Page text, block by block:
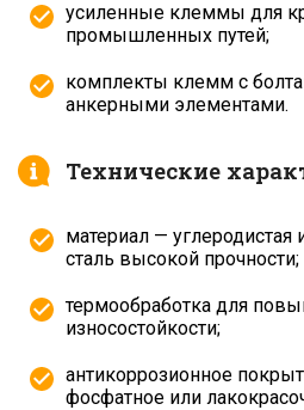
усиленные клеммы для
промышленных путей;
комплекты клемм с
анкерными элементами.
Технические
материал — углеродистая
сталь высокой прочности;
термообработка для
износостойкости;
антикоррозионное
фосфатное или